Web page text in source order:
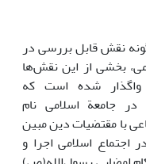
نقش قابل بررسی در
بخشی از این نقش‌ها
واگذار شده است که
جامعة اسلامی نام
با مقتضیات دین مبین
اجتماع اسلامی اجرا و